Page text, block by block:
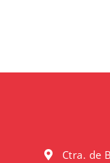
Ctra. de